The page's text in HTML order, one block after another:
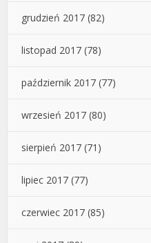
grudzień 2017 (82)
listopad 2017 (78)
październik 2017 (77)
wrzesień 2017 (80)
sierpień 2017 (71)
lipiec 2017 (77)
czerwiec 2017 (85)